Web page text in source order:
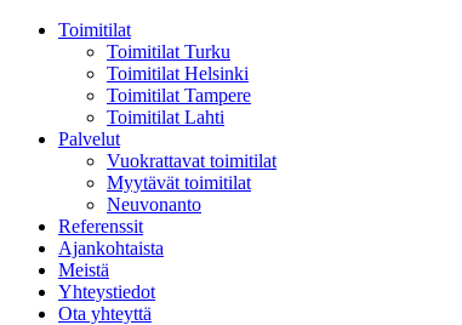
Toimitilat
Toimitilat Turku
Toimitilat Helsinki
Toimitilat Tampere
Toimitilat Lahti
Palvelut
Vuokrattavat toimitilat
Myytävät toimitilat
Neuvonanto
Referenssit
Ajankohtaista
Meistä
Yhteystiedot
Ota yhteyttä